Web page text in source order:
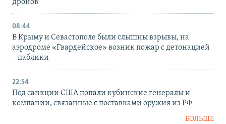
дронов
08:44
В Крыму и Севастополе были слышны взрывы, на
аэродроме «Гвардейское» возник пожар с детонацией
– паблики
22:54
Под санкции США попали кубинские генералы и
компании, связанные с поставками оружия из РФ
БОЛЬШЕ